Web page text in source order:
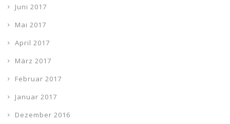
Juni 2017
Mai 2017
April 2017
März 2017
Februar 2017
Januar 2017
Dezember 2016